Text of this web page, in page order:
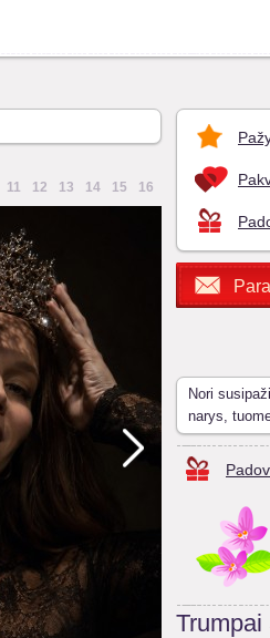
11 12 13 14 15 16
Nori
narys,
Trumpai